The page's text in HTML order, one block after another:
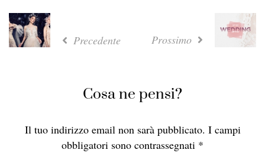
Precedente Prossimo
Cosa ne pensi?
Il tuo indirizzo email non sarà pubblicato. I campi
obbligatori sono contrassegnati *